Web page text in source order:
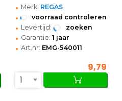
• Merk: REGAS
• voorraad controleren
• Levertijd: zoeken
• Garantie: 1 jaar
• Art.nr: EMG-540011
9,79
1